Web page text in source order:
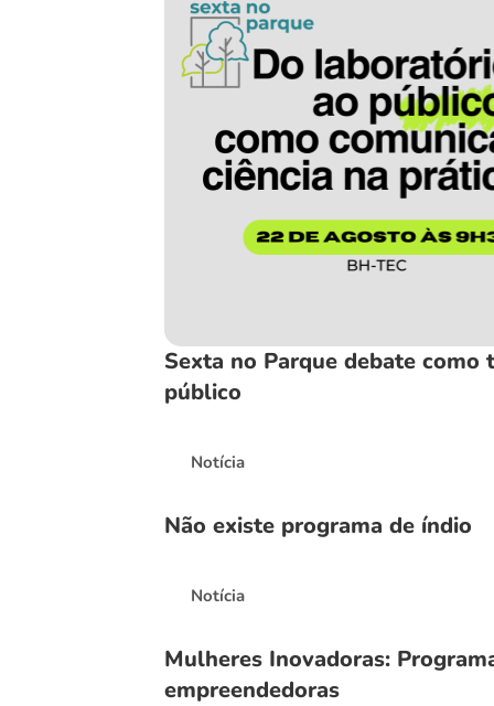
Sexta no Parque debate
público
Notícia
Não existe programa de índio
Notícia
Mulheres Inovadoras:
empreendedoras